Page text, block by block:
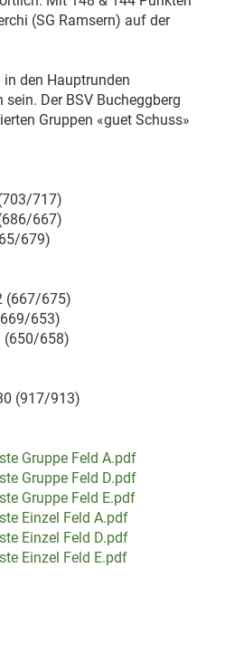
(SG Ramsern) auf der
in den Hauptrunden
sein. Der BSV Bucheggberg
Gruppen «guet Schuss»
717)
667)
679)
(667/675)
653)
(650/658)
(917/913)
Gruppe Feld A.pdf
Gruppe Feld D.pdf
Gruppe Feld E.pdf
Einzel Feld A.pdf
Einzel Feld D.pdf
Einzel Feld E.pdf